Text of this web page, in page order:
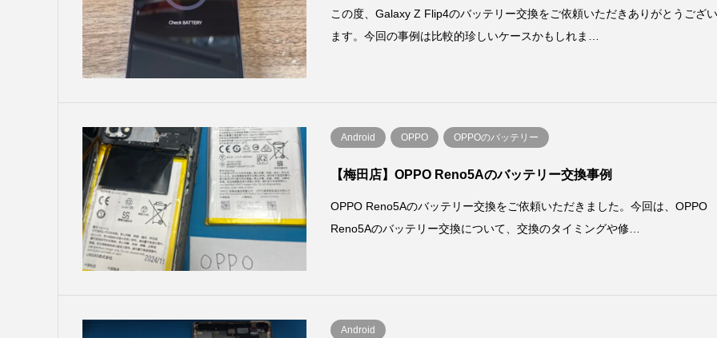
この度、Galaxy Z Flip4のバッテリー交換をご依頼いただきありがとうござ
ます。今回の事例は比較的珍しいケースかもしれま…
Android OPPO OPPOのバッテリー
【梅田店】OPPO Reno5Aのバッテリー交換事例
OPPO Reno5Aのバッテリー交換をご依頼いただきました。今回は、OPPO
Reno5Aのバッテリー交換について、交換のタイミングや修…
Android